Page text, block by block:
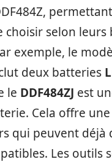
choisir selon leurs
exemple, le
deux batteries
le DDF484ZJ est
Cela offre
qui peuvent déjà
Les outils